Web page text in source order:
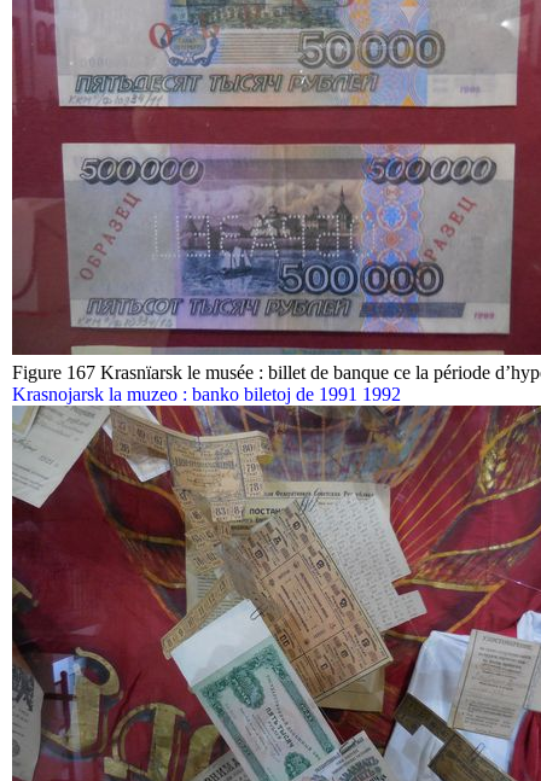
Figure 167 Krasnïarsk le musée : billet de banque ce la période
Krasnojarsk la muzeo : banko biletoj de 1991 1992